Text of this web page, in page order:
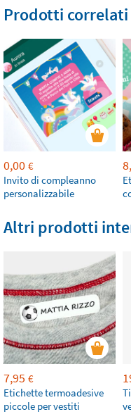
Prodotti correlati
0,00 €
Invito di compleanno
personalizzabile
Altri prodotti
7,95 €
Etichette termoadesive
piccole per vestiti